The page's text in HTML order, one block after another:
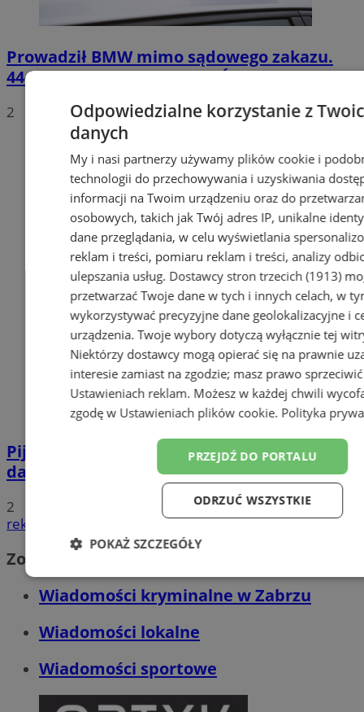
Prowadził BMW mimo sądowego zakazu.
44-latek zatrzymany na DTŚ
2
Pijana 32-latka z zakazem prowadzenia
dachowała na DK 88 w Zabrzu
2
reklama
Zobacz również
Wiadomości kryminalne w Zabrzu
Wiadomości lokalne
Wiadomości sportowe
Odpowiedzialne korzystanie z
danych
My i nasi partnerzy używamy plików cookie i
technologii do przechowywania i uzyskiwania
informacji na Twoim urządzeniu oraz do
osobowych, takich jak Twój adres IP, unikalne
dane przeglądania, w celu wyświetlania
reklam i treści, pomiaru reklam i treści, analizy
ulepszania usług. Dostawcy stron trzecich (1913)
przetwarzać Twoje dane w tych i innych celach, w
wykorzystywać precyzyjne dane geolokalizacyjne i
urządzenia. Twoje wybory dotyczą wyłącznie tej
Niektórzy dostawcy mogą opierać się na prawnie
interesie zamiast na zgodzie; masz prawo
Ustawieniach reklam. Możesz w każdej chwili
zgodę w Ustawieniach plików cookie. Polityka
PRZEJDŹ DO PORTALU
ODRZUĆ WSZYSTKIE
POKAŻ SZCZEGÓŁY
Niezbędne Wydajność Targetowanie
Niesklasyfikowane